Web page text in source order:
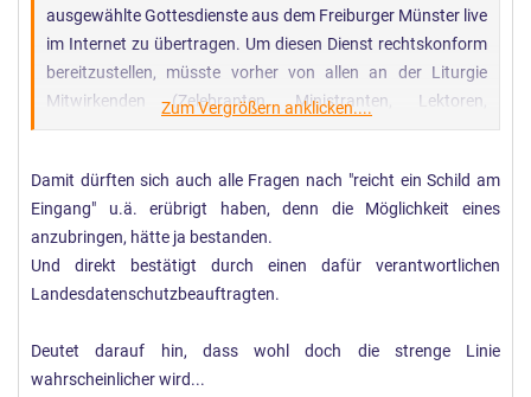
ausgewählte Gottesdienste aus dem Freiburger Münster live
im Internet zu übertragen. Um diesen Dienst rechtskonform
bereitzustellen, müsste vorher von allen an der Liturgie
Mitwirkenden (Zelebranten, Ministranten, Lektoren,
Sänger…) sowie von allen Gottesdienstbesuchern einzeln
und diese dokumentiert werden – das ist nicht
durchführbar.
Um rechtskonform zu handeln, verzichtet das Erzbistum
Freiburg deshalb bis auf weiteres auf Live-Übertragungen.
kommenden Hochfest des Leibes und Blutes Christi
(Fronleichnam) am kommenden Donnerstag (31. Mai 2018).
Zum Vergrößern anklicken....
Damit dürften sich auch alle Fragen nach "reicht ein Schild am
Eingang" u.ä. erübrigt haben, denn die Möglichkeit eines
anzubringen, hätte ja bestanden.
Und direkt bestätigt durch einen dafür verantwortlichen
Landesdatenschutzbeauftragten.
Deutet darauf hin, dass wohl doch die strenge Linie
wahrscheinlicher wird...